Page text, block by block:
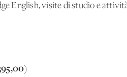
English, visite di studio e